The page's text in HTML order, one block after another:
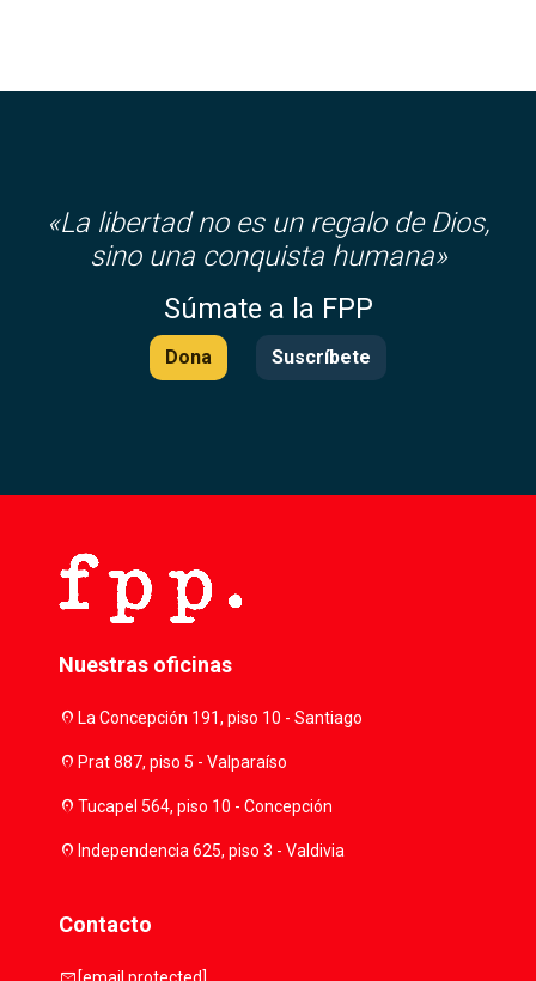
«La libertad no es un regalo de Dios,
sino una conquista humana»
Súmate a la FPP
Dona Suscríbete
Nuestras oficinas
location_onLa Concepción 191, piso 10 - Santiago
location_onPrat 887, piso 5 - Valparaíso
location_onTucapel 564, piso 10 - Concepción
location_onIndependencia 625, piso 3 - Valdivia
Contacto